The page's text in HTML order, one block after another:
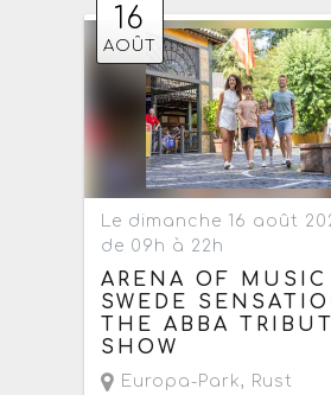
16
AOÛT
Le dimanche 16 août
de 09h à 22h
ARENA OF
SWEDE
THE ABBA
SHOW
Europa-Park, Rust